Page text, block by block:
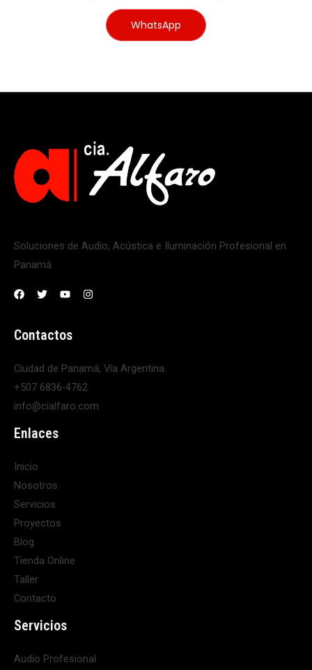
WhatsApp
Soluciones de Audio, Acústica e Iluminación Profesional en
Panamá
Contactos
Ciudad de Panamá, Vía Argentina.
+507 6836-4762
info@cialfaro.com
Enlaces
Inicio
Nosotros
Servicios
Proyectos
Blog
Tienda Online
Taller
Contacto
Servicios
Audio Profesional